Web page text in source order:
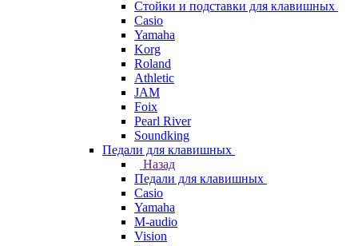
Стойки и подставки для клавишных
Casio
Yamaha
Korg
Roland
Athletic
JAM
Foix
Pearl River
Soundking
Педали для клавишных
Назад
Педали для клавишных
Casio
Yamaha
M-audio
Vision